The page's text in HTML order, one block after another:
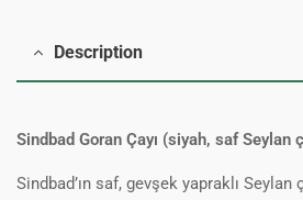
Description
Sindbad Goran Çayı (siyah, saf Seylan
Sindbad’ın saf, gevşek yapraklı Seylan